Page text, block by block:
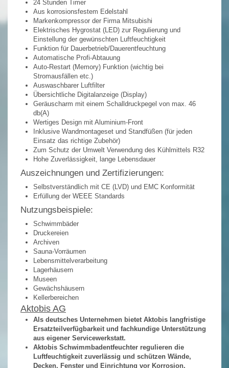
24 Stunden Timer
Aus korrosionsfestem Edelstahl
Markenkompressor der Firma Mitsubishi
Elektrisches Hygrostat (LED) zur Regulierung und
Einstellung der gewünschten Luftfeuchtigkeit
Funktion für Dauerbetrieb/Dauerentfeuchtung
Automatische Profi-Abtauung
Auto-Restart (Memory) Funktion (wichtig bei
Stromausfällen etc.)
Auswaschbarer Luftfilter
Übersichtliche Digitalanzeige (Display)
Geräuscharm mit einem Schalldruckpegel von max. 46
db(A)
Wertiges Design mit Aluminium-Front
Inklusive Wandmontageset und Standfüßen (für jeden
Einsatz das richtige Zubehör)
Zum Schutz der Umwelt Verwendung des Kühlmittels R32
Hohe Zuverlässigkeit, lange Lebensdauer
Auszeichnungen und Zertifizierungen:
Selbstverständlich mit CE (LVD) und EMC Konformität
Erfüllung der WEEE Standards
Nutzungsbeispiele:
Schwimmbäder
Druckereien
Archiven
Sauna-Vorräumen
Lebensmittelverarbeitung
Lagerhäusern
Museen
Gewächshäusern
Kellerbereichen
Aktobis AG
Als deutsches Unternehmen bietet Aktobis langfristige
Ersatzteilverfügbarkeit und fachkundige Unterstützung
aus eigener Servicewerkstatt.
Aktobis Schwimmbadentfeuchter regulieren die
Luftfeuchtigkeit zuverlässig und schützen Wände,
Decken, Fenster und Einrichtung vor Korrosion,